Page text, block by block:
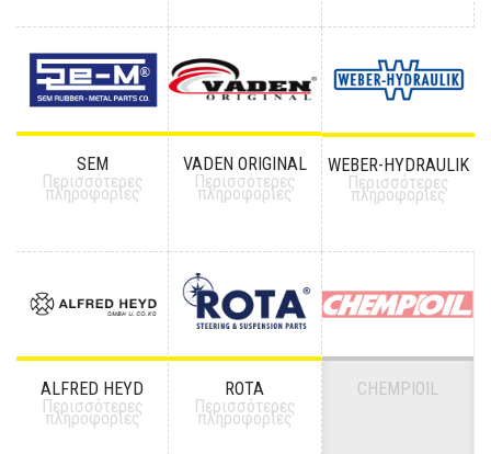
SEM
Περισσότερες
πληροφορίες
VADEN ORIGINAL
Περισσότερες
πληροφορίες
WEBER-HYDRAULIK
Περισσότερες
πληροφορίες
ALFRED HEYD
Περισσότερες
πληροφορίες
ROTA
Περισσότερες
πληροφορίες
CHEMPIOIL